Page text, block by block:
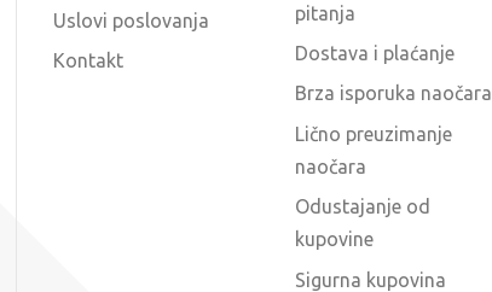
Uslovi poslovanja
Kontakt
pitanja
Dostava i plaćanje
Brza isporuka naočara
Lično preuzimanje
naočara
Odustajanje od
kupovine
Sigurna kupovina